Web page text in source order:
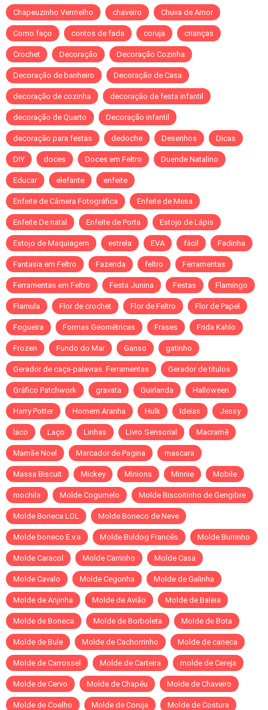
Chapeuzinho Vermelho chaveiro Chuva de Amor
Como faço contos de fada coruja crianças
Crochet Decoração Decoração Cozinha
Decoração de banheiro Decoração de Casa
decoração de cozinha decoração de festa infantil
decoração de Quarto Decoração infantil
decoração para festas dedoche Desenhos Dicas
DIY doces Doces em Feltro Duende Natalino
Educar elefante enfeite
Enfeite de Câmera Fotográfica Enfeite de Mesa
Enfeite De natal Enfeite de Porta Estojo de Lápis
Estojo de Maquiagem estrela EVA fácil Fadinha
Fantasia em Feltro Fazenda feltro Ferramentas
Ferramentas em Feltro Festa Junina Festas Flamingo
Flamula Flor de crochet Flor de Feltro Flor de Papel
Fogueira Formas Geométricas Frases Frida Kahlo
Frozen Fundo do Mar Ganso gatinho
Gerador de caça-palavras. Ferramentas Gerador de títulos
Gráfico Patchwork gravata Guirlanda Halloween
Harry Potter Homem Aranha Hulk Ideias Jessy
laco Laço Linhas Livro Sensorial Macramê
Mamãe Noel Marcador de Pagina mascara
Massa Biscuit Mickey Minions Minnie Mobile
mochila Molde Cogumelo Molde Biscoitinho de Gengibre
Molde Boneca LOL Molde Boneco de Neve
Molde boneco E.v.a Molde Buldog Francês Molde Burrinho
Molde Caracol Molde Carrinho Molde Casa
Molde Cavalo Molde Cegonha Molde de Galinha
Molde de Anjinha Molde de Avião Molde de Baleia
Molde de Boneca Molde de Borboleta Molde de Bota
Molde de Bule Molde de Cachorrinho Molde de caneca
Molde de Carrossel Molde de Carteira molde de Cereja
Molde de Cervo Molde de Chapéu Molde de Chaveiro
Molde de Coelho Molde de Coruja Molde de Costura